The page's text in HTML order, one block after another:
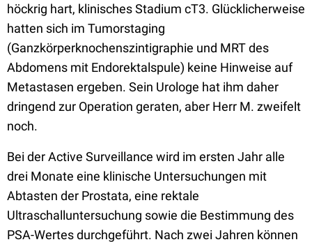
höckrig hart, klinisches Stadium cT3. Glücklicherweise
hatten sich im Tumorstaging
(Ganzkörperknochenszintigraphie und MRT des
Abdomens mit Endorektalspule) keine Hinweise auf
Metastasen ergeben. Sein Urologe hat ihm daher
dringend zur Operation geraten, aber Herr M. zweifelt
noch.
Bei der Active Surveillance wird im ersten Jahr alle
drei Monate eine klinische Untersuchungen mit
Abtasten der Prostata, eine rektale
Ultraschalluntersuchung sowie die Bestimmung des
PSA-Wertes durchgeführt. Nach zwei Jahren können